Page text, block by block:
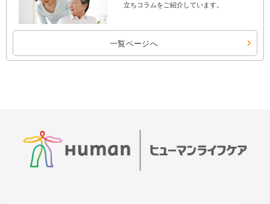
立ちコラムをご紹介しています。
一覧ページへ